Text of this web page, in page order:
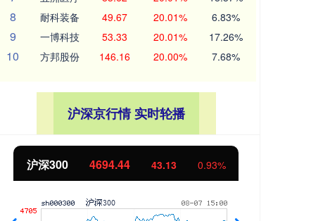
8 耐科装备 49.67 20.01% 6.83%
9 一博科技 53.33 20.01% 17.26%
10 方邦股份 146.16 20.00% 7.68%
沪深京行情 实时轮播
沪深300 4694.44 43.13 0.93%